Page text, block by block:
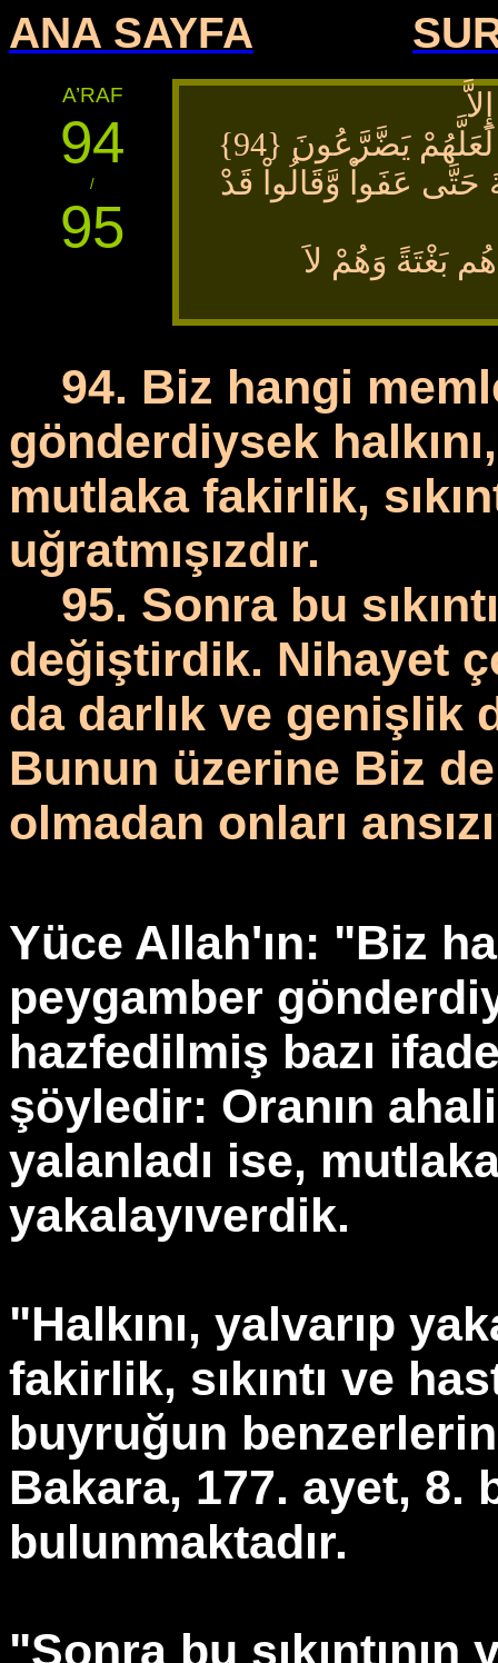
ANA SAYFA
A’RAF
94
/
95
لَعَلَّهُمْ يَضَّرَّعُونَ {94}
حَتَّى عَفَواْ وَّقَالُواْ قَدْ
بَغْتَةً وَهُمْ لاَ
94. Biz hangi
gönderdiysek
mutlaka fakirlik,
uğratmışızdır.
95. Sonra bu
değiştirdik. Nihayet
da darlık ve genişlik
Bunun üzerine Biz
olmadan onları
Yüce Allah'ın: "Biz
peygamber
hazfedilmiş bazı
şöyledir: Oranın
yalanladı ise,
yakalayıverdik.
"Halkını, yalvarıp
fakirlik, sıkıntı ve
buyruğun
Bakara, 177. ayet, 8.
bulunmaktadır.
"Sonra bu